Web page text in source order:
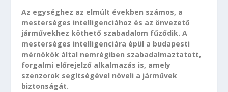
Az egységhez az elmúlt években számos, a
mesterséges intelligenciához és az önvezető
járművekhez köthető szabadalom fűződik. A
mesterséges intelligenciára épül a budapesti
mérnökök által nemrégiben szabadalmaztatott,
forgalmi előrejelző alkalmazás is, amely
szenzorok segítségével növeli a járművek
biztonságát.